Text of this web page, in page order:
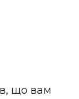
що вам